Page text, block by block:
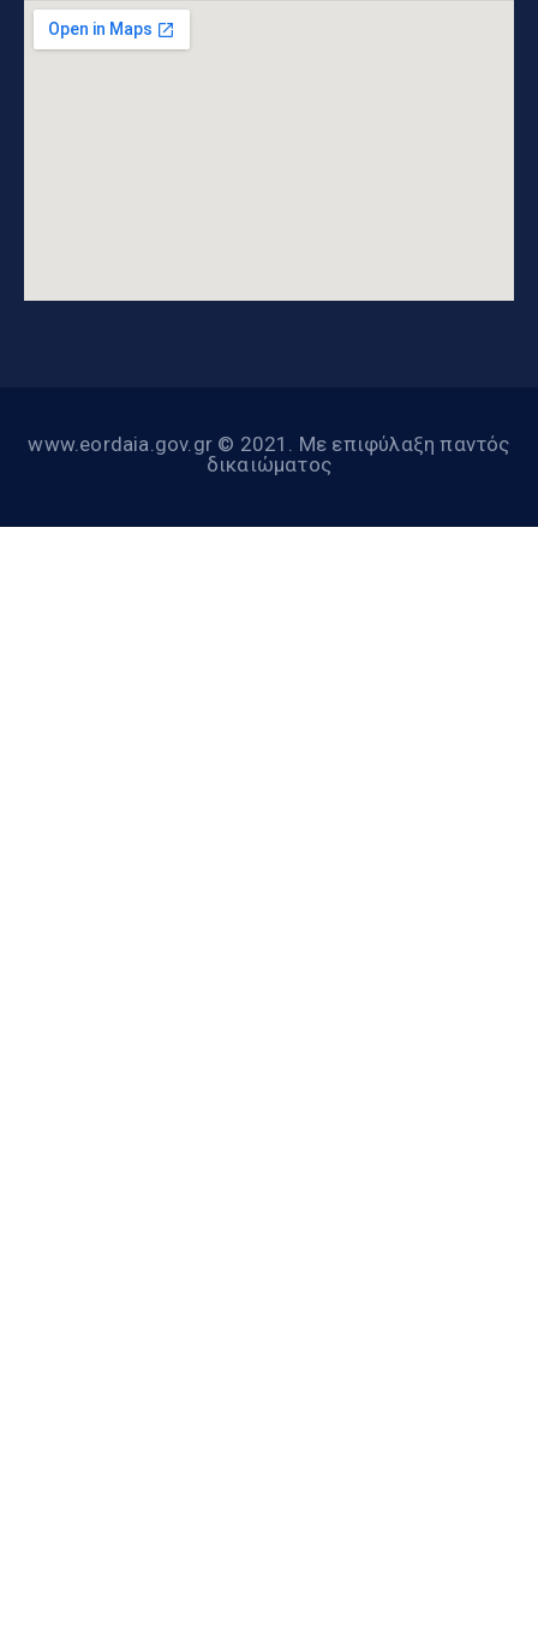
www.eordaia.gov.gr © 2021. Με επιφύλαξη παντός
δικαιώματος